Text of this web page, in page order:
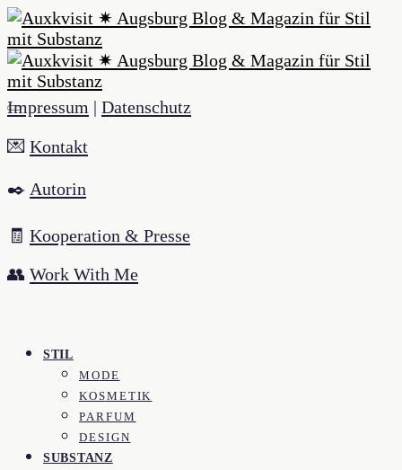
Impressum | Datenschutz
💌 Kontakt
✒️ Autorin
🧾 Kooperation & Presse
👥 Work With Me
STIL
MODE
KOSMETIK
PARFUM
DESIGN
SUBSTANZ